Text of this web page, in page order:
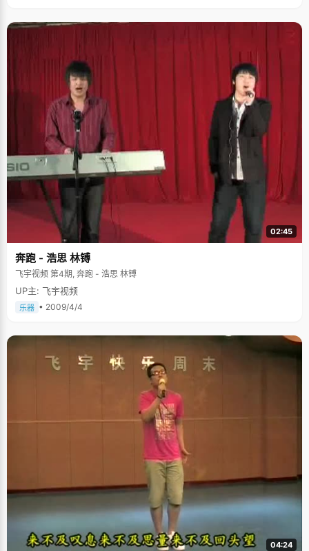
思想和生活方式。俨然就是一个严谨的学者风范。 学习只能靠自己 既然无法
绩一直都很不理想，"之前的学习没有掌握方法和技巧，觉得睁眼抓瞎，找不
到重点，后来我找到了适用于大多数题目的方法，一种变通的格式，发现数
学其实也不是很难"，张友谊说，"我对历史比较有研究，擅于归纳总结规律
性的东西，自从找到学习方法后，成绩起色很大。" 除了方法，毅力和信念非
常重要。"独立思考能力很重要，不要过多的依赖老师和同学。"高一时，张
友谊的数学成绩特别差，一道题两三个小时也做不出来，有时候老师上课也
听不懂，心里很着急，但只能硬着头皮去看去想，一个人坐在那，几个小时
下来一点头绪也没有的情况时有发生。但张友谊就凭着一股转牛角尖，不撞
南墙不死心的倔强劲头，硬生生的将那些问题想明白了，"这是一个量变到质
变的过程，跨过去就豁然开朗了，高三时就基本没有不会做的题了。"
02:45
奔跑 - 浩思 林镈
飞宇视频 第4期, 奔跑 - 浩思 林镈
UP主: 飞宇视频
乐器 • 2009/4/4
04:24